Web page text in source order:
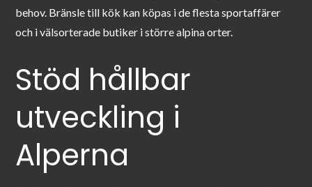
behov. Bränsle till kök kan köpas i de flesta sportaffärer
och i välsorterade butiker i större alpina orter.
Stöd hållbar
utveckling i
Alperna